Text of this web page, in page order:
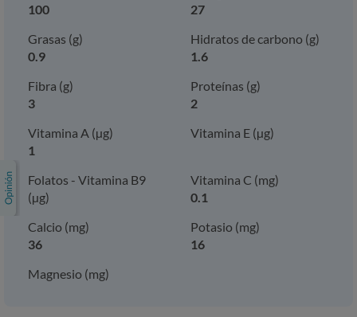
100
27
Grasas (g)
0.9
Hidratos de carbono (g)
1.6
Fibra (g)
3
Proteínas (g)
2
Vitamina A (µg)
1
Vitamina E (µg)
Folatos - Vitamina B9
(µg)
Vitamina C (mg)
0.1
Calcio (mg)
36
Potasio (mg)
16
Magnesio (mg)